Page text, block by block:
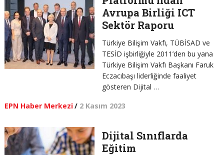
Avrupa Birliği ICT
Sektör Raporu
Türkiye Bilişim Vakfı, TÜBİSAD ve
TESİD işbirliğiyle 2011’den bu yana
Türkiye Bilişim Vakfı Başkanı Faruk
Eczacıbaşı liderliğinde faaliyet
gösteren Dijital …
EPN Haber Merkezi/ 2 Kasım 2023
Dijital Sınıflarda
Eğitim